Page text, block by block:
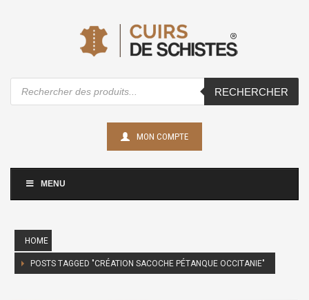
Recherche
de
produits
RECHERCHER
MON COMPTE
MENU
HOME
POSTS TAGGED "CRÉATION SACOCHE PÉTANQUE OCCITANIE"